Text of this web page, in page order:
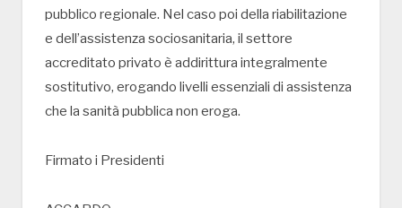
pubblico regionale. Nel caso poi della riabilitazione
e dell’assistenza sociosanitaria, il settore
accreditato privato è addirittura integralmente
sostitutivo, erogando livelli essenziali di assistenza
che la sanità pubblica non eroga.
Firmato i Presidenti